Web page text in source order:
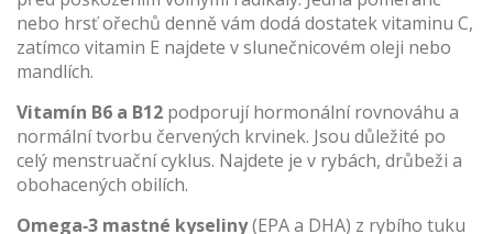
nebo hrsť ořechů denně vám dodá dostatek vitaminu C,
zatímco vitamin E najdete v slunečnicovém oleji nebo
mandlích.
Vitamín B6 a B12 podporují hormonální rovnováhu a
normální tvorbu červených krvinek. Jsou důležité po
celý menstruační cyklus. Najdete je v rybách, drůbeži a
obohacených obilích.
Omega‑3 mastné kyseliny(EPA a DHA) z rybího tuku